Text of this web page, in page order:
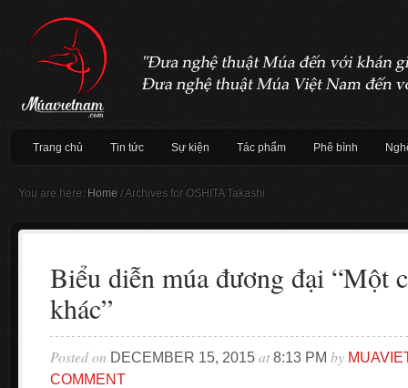
Trang chủ Tin tức Sự kiện Tác phẩm Phê bình
You are here: Home /Archives for OSHITA Takashi
Biểu diễn múa đương đại “Một
khác”
Posted on DECEMBER 15, 2015 at8:13 PM by
COMMENT